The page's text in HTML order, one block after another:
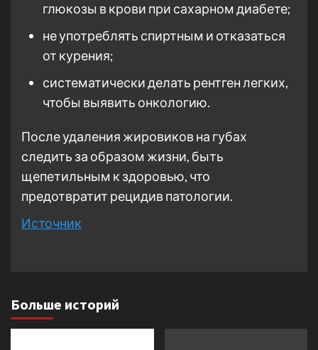
глюкозы в крови при сахарном диабете;
не употреблять спиртным и отказаться
от курения;
систематически делать рентген легких,
чтобы выявить онкологию.
После удаления жировиков на губах
следить за образом жизни, быть
щепетильным к здоровью, что
предотвратит рецидив патологии.
Источник
Больше историй